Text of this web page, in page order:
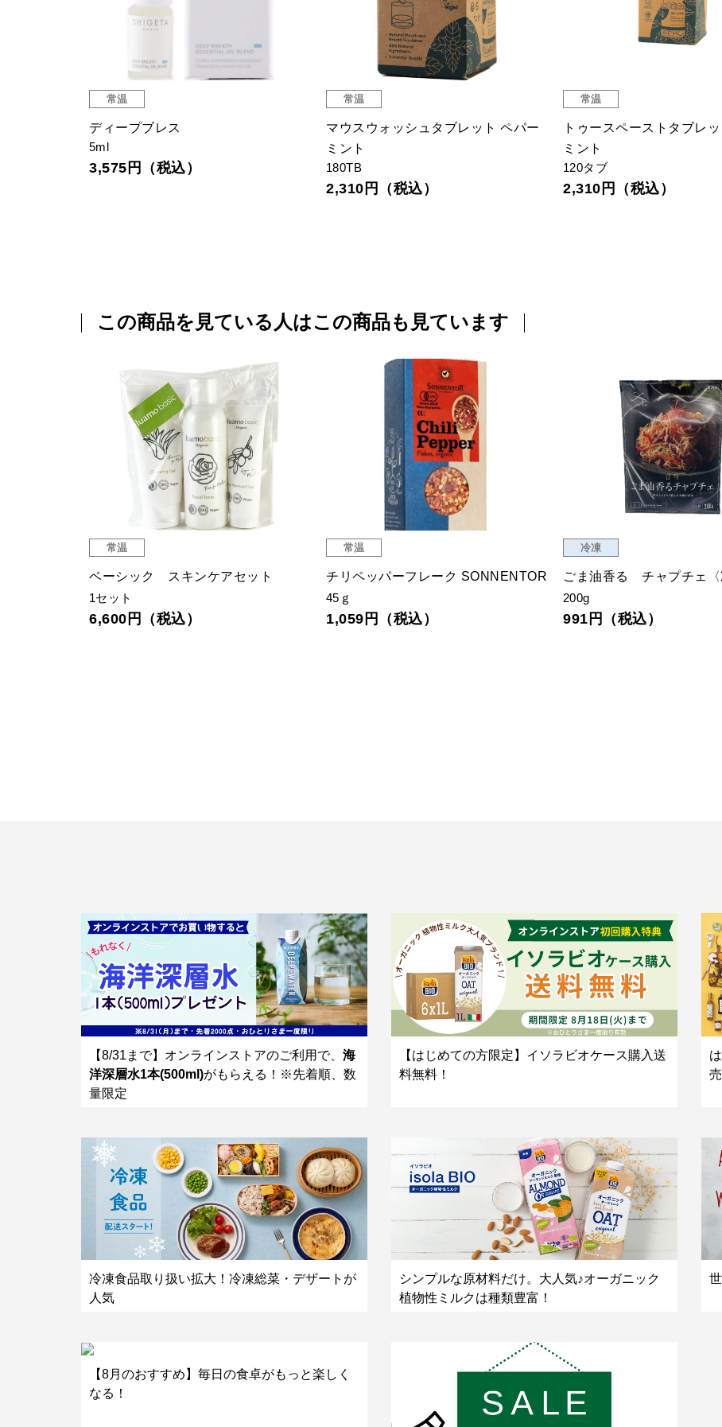
常温
ディープブレス
5ml
3,575円（税込）
常温
マウスウォッシュタブレット ペパー
ミント
180TB
2,310円（税込）
常温
トゥースペーストタブレ
ミント
120タブ
2,310円（税込）
この商品を見ている人はこの商品も見ています
常温
ベーシック スキンケアセット
1セット
6,600円（税込）
常温
チリペッパーフレーク SONNENTOR
45ｇ
1,059円（税込）
冷凍
ごま油香る チャプチェ〈
200g
991円（税込）
【8/31まで】オンラインストアのご利用で、 海
洋深層水1本(500ml)がもらえる！※先着順、数
量限定
【はじめての方限定】イソラビオケース購入送
料無料！
冷凍食品取り扱い拡大！冷凍総菜・デザートが
人気
シンプルな原材料だけ。大人気♪オーガニック
植物性ミルクは種類豊富！
【8月のおすすめ】毎日の食卓がもっと楽しく
なる！